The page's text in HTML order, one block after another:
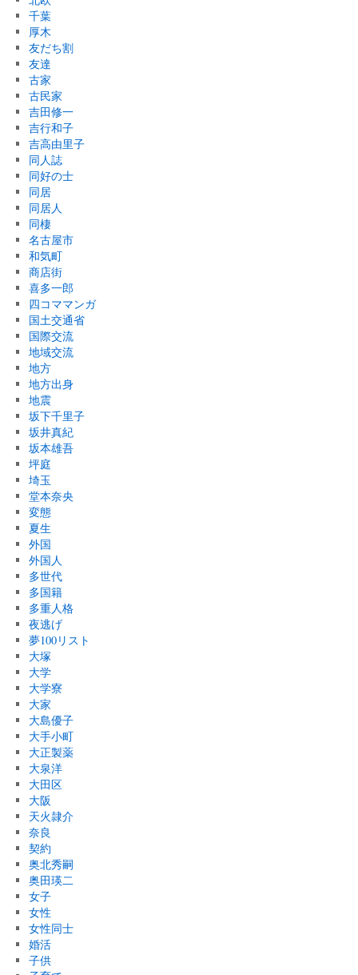
千葉
厚木
友だち割
友達
古家
古民家
吉田修一
吉行和子
吉高由里子
同人誌
同好の士
同居
同居人
同棲
名古屋市
和気町
商店街
喜多一郎
四コママンガ
国土交通省
国際交流
地域交流
地方
地方出身
地震
坂下千里子
坂井真紀
坂本雄吾
坪庭
埼玉
堂本奈央
変態
夏生
外国
外国人
多世代
多国籍
多重人格
夜逃げ
夢100リスト
大塚
大学
大学寮
大家
大島優子
大手小町
大正製薬
大泉洋
大田区
大阪
天火隷介
奈良
契約
奥北秀嗣
奥田瑛二
女子
女性
女性同士
婚活
子供